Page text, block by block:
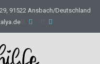
91522 Ansbach/Deutschland